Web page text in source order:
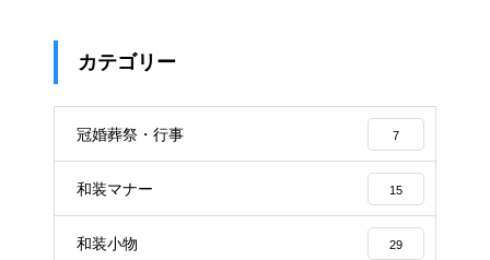
カテゴリー
冠婚葬祭・行事 7
和装マナー 15
和装小物 29